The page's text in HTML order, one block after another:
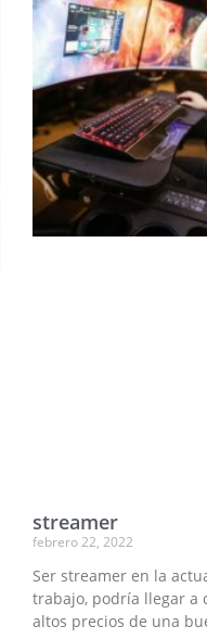
streamer
febrero 22, 2022
Ser streamer en la
trabajo, podría llegar a
altos precios de una